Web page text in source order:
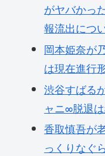
がヤバかっ
報流出につ
岡本姫奈が
は現在進行
渋谷すばる
ャニ∞脱退
香取慎吾が
っくりなぐ